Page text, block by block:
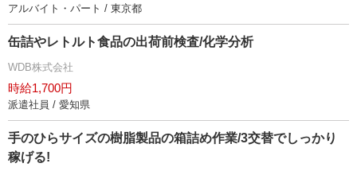
アルバイト・パート / 東京都
缶詰やレトルト食品の出荷前検査/化学分析
WDB株式会社
時給1,700円
派遣社員 / 愛知県
手のひらサイズの樹脂製品の箱詰め作業/3交替でしっかり
稼げる!